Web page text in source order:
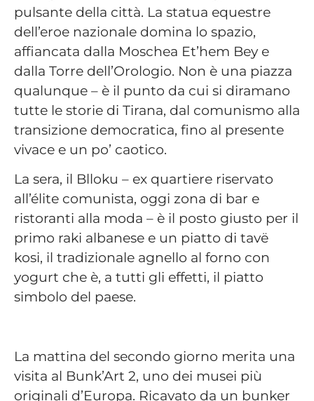
pulsante della città. La statua equestre
dell’eroe nazionale domina lo spazio,
affiancata dalla Moschea Et’hem Bey e
dalla Torre dell’Orologio. Non è una piazza
qualunque – è il punto da cui si diramano
tutte le storie di Tirana, dal comunismo alla
transizione democratica, fino al presente
vivace e un po’ caotico.
La sera, il Blloku – ex quartiere riservato
all’élite comunista, oggi zona di bar e
ristoranti alla moda – è il posto giusto per il
primo raki albanese e un piatto di tavë
kosi, il tradizionale agnello al forno con
yogurt che è, a tutti gli effetti, il piatto
simbolo del paese.
La mattina del secondo giorno merita una
visita al Bunk’Art 2, uno dei musei più
originali d’Europa. Ricavato da un bunker